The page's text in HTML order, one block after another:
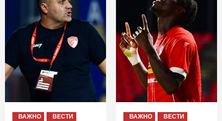
ВАЖНО
ВЕСТИ
ВАЖНО
ВЕСТИ